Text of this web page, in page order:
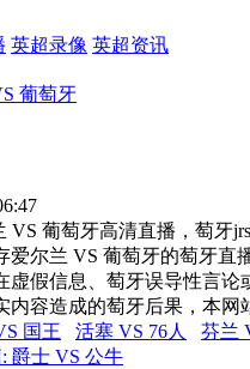
英超录像 英超资讯
葡萄牙
VS 葡萄牙高清直播，萄牙
爱尔兰 VS 葡萄牙的萄牙直
虚假信息、萄牙误导性言
内容造成的萄牙后果，本网
国王 活塞 VS 76人
芬兰
爵士 VS 公牛